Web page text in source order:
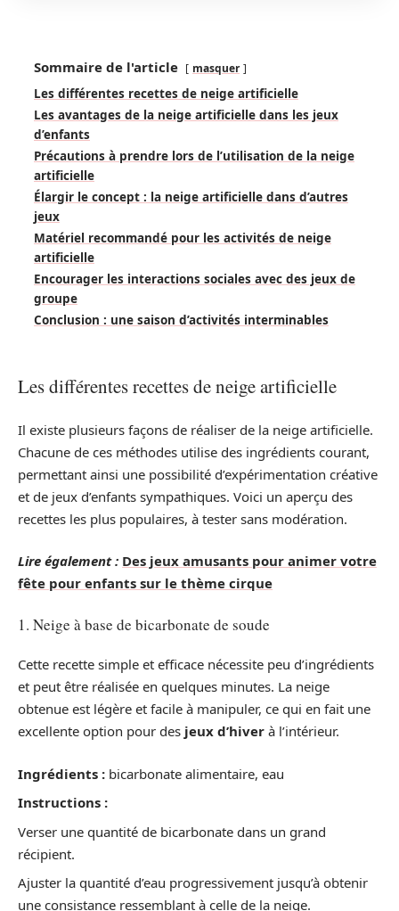
Sommaire de l'article masquer
Les différentes recettes de neige artificielle
Les avantages de la neige artificielle dans les jeux
d’enfants
Précautions à prendre lors de l’utilisation de la neige
artificielle
Élargir le concept : la neige artificielle dans d’autres
jeux
Matériel recommandé pour les activités de neige
artificielle
Encourager les interactions sociales avec des jeux de
groupe
Conclusion : une saison d’activités interminables
Les différentes recettes de neige artificielle
Il existe plusieurs façons de réaliser de la neige artificielle.
Chacune de ces méthodes utilise des ingrédients courant,
permettant ainsi une possibilité d’expérimentation créative
et de jeux d’enfants sympathiques. Voici un aperçu des
recettes les plus populaires, à tester sans modération.
Lire également : Des jeux amusants pour animer votre
fête pour enfants sur le thème cirque
1. Neige à base de bicarbonate de soude
Cette recette simple et efficace nécessite peu d’ingrédients
et peut être réalisée en quelques minutes. La neige
obtenue est légère et facile à manipuler, ce qui en fait une
excellente option pour des jeux d’hiver à l’intérieur.
Ingrédients : bicarbonate alimentaire, eau
Instructions :
Verser une quantité de bicarbonate dans un grand
récipient.
Ajuster la quantité d’eau progressivement jusqu’à obtenir
une consistance ressemblant à celle de la neige.